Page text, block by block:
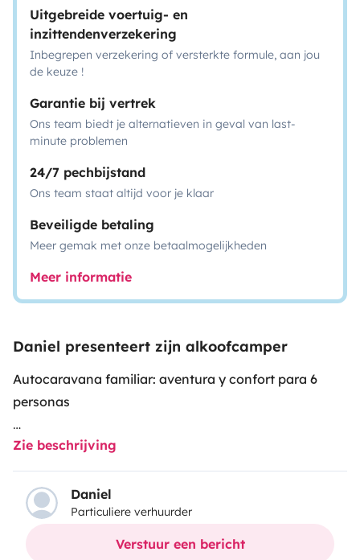
Uitgebreide voertuig- en
inzittendenverzekering
Inbegrepen verzekering of versterkte formule, aan jou
de keuze !
Garantie bij vertrek
Ons team biedt je alternatieven in geval van last-
minute problemen
24/7 pechbijstand
Ons team staat altijd voor je klaar
Beveiligde betaling
Meer gemak met onze betaalmogelijkheden
Meer informatie
Daniel presenteert zijn alkoofcamper
Autocaravana familiar: aventura y confort para 6
personas
🌿 Imagina despertar con vistas a los acantilados del
Cantábrico, desayunar frente a los Pirineos o ver
anochecer en un bosque en las Landas... Con nuestra
autocaravana, no alquilas un vehículo: alquilas
libertad, paisajes, recuerdos en carretera y noches
Zie beschrijving
Daniel
Particuliere verhuurder
Verstuur een bericht